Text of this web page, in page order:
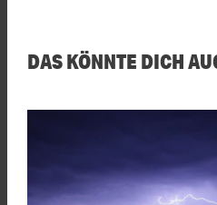
DAS KÖNNTE DICH